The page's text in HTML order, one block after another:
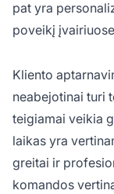
pat yra
poveikį
Kliento
neabejotinai turi
teigiamai veikia
laikas yra
greitai ir
komandos